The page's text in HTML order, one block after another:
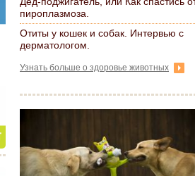
пироплазмоза.
Отиты у кошек и собак. Интервью с
дерматологом.
Узнать больше о здоровье животных